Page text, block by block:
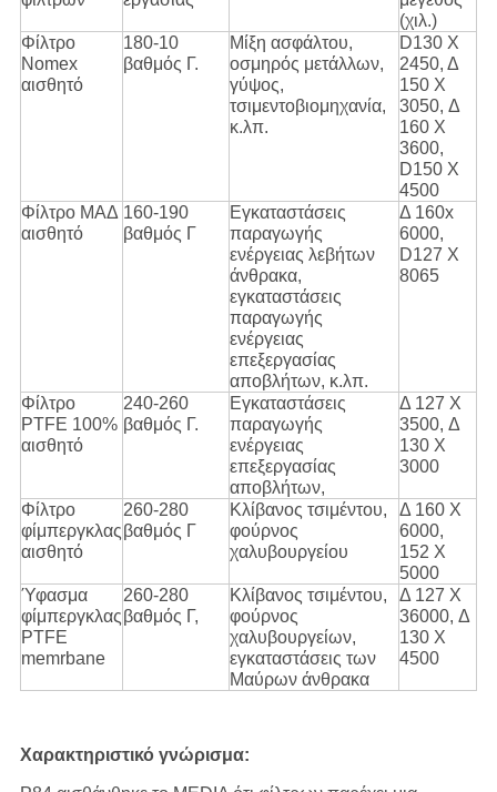
(χιλ.)
Φίλτρο
Nomex
αισθητό
180-10
βαθμός Γ.
Μίξη ασφάλτου,
οσμηρός μετάλλων,
γύψος,
τσιμεντοβιομηχανία,
κ.λπ.
D130 Χ
2450, Δ
150 X
3050, Δ
160 X
3600,
D150 Χ
4500
Φίλτρο ΜΑΔ
αισθητό
160-190
βαθμός Γ
Εγκαταστάσεις
παραγωγής
ενέργειας λεβήτων
άνθρακα,
εγκαταστάσεις
παραγωγής
ενέργειας
επεξεργασίας
αποβλήτων, κ.λπ.
Δ 160x
6000,
D127 Χ
8065
Φίλτρο
PTFE 100%
αισθητό
240-260
βαθμός Γ.
Εγκαταστάσεις
παραγωγής
ενέργειας
επεξεργασίας
αποβλήτων,
Δ 127 X
3500, Δ
130 X
3000
Φίλτρο
φίμπεργκλας
αισθητό
260-280
βαθμός Γ
Κλίβανος τσιμέντου,
φούρνος
χαλυβουργείου
Δ 160 X
6000,
152 X
5000
Ύφασμα
φίμπεργκλας
PTFE
memrbane
260-280
βαθμός Γ,
Κλίβανος τσιμέντου,
φούρνος
χαλυβουργείων,
εγκαταστάσεις των
Μαύρων άνθρακα
Δ 127 X
36000, Δ
130 X
4500
Χαρακτηριστικό γνώρισμα: